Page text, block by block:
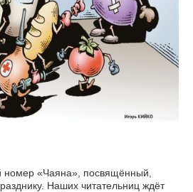
номер «Чаяна», посвящённый,
ждёт